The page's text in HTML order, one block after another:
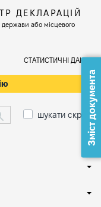
ДЕКЛАРАЦІЙ
або місцевого
СТАТИСТИЧНІ ДАНІ
шукати скрізьЗміст документа